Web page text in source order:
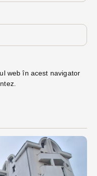
web în acest navigator